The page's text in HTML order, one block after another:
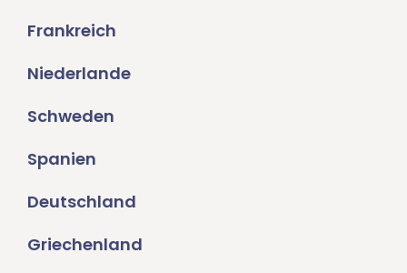
Frankreich
Niederlande
Schweden
Spanien
Deutschland
Griechenland